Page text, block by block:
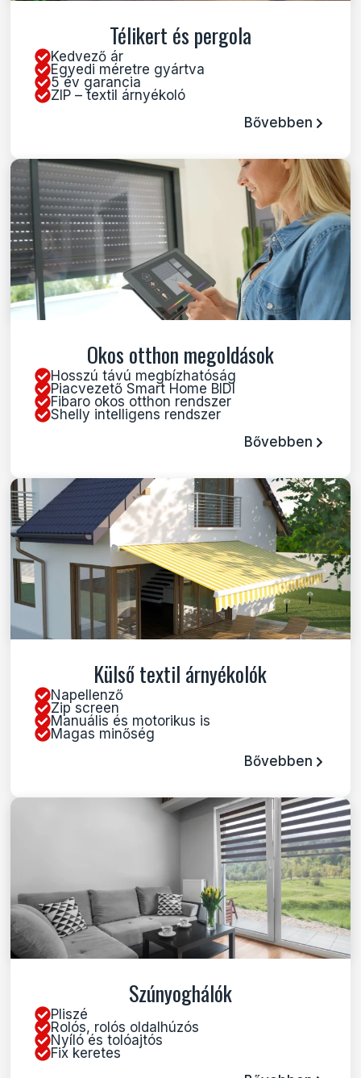
Télikert és pergola
Kedvező ár
Egyedi méretre gyártva
5 év garancia
ZIP – textil árnyékoló
Bővebben
Okos otthon megoldások
Hosszú távú megbízhatóság
Piacvezető Smart Home BIDI
Fibaro okos otthon rendszer
Shelly intelligens rendszer
Bővebben
Külső textil árnyékolók
Napellenző
Zip screen
Manuális és motorikus is
Magas minőség
Bővebben
Szúnyoghálók
Pliszé
Rolós, rolós oldalhúzós
Nyíló és tolóajtós
Fix keretes